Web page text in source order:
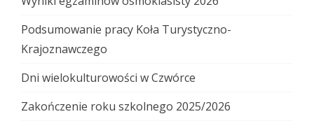
Podsumowanie pracy Koła Turystyczno-
Krajoznawczego
Dni wielokulturowości w Czwórce
Zakończenie roku szkolnego 2025/2026